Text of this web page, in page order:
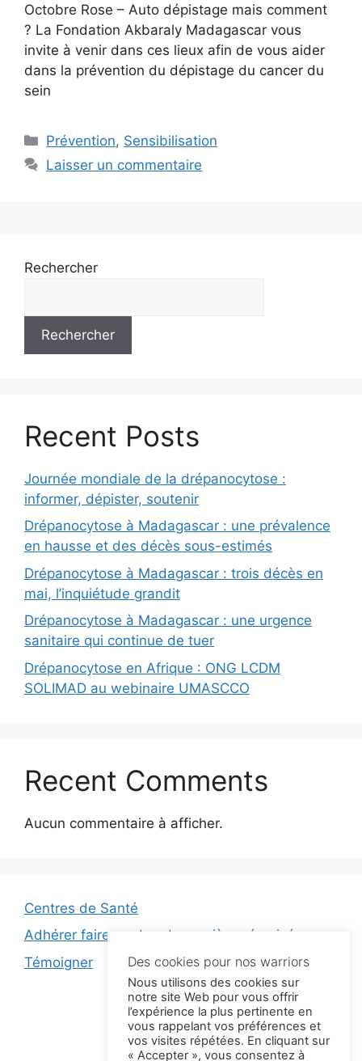
Octobre Rose – Auto dépistage mais comment
? La Fondation Akbaraly Madagascar vous
invite à venir dans ces lieux afin de vous aider
dans la prévention du dépistage du cancer du
sein
Catégories
Prévention, Sensibilisation
Laisser un commentaire
Rechercher
Rechercher
Recent Posts
Journée mondiale de la drépanocytose :
informer, dépister, soutenir
Drépanocytose à Madagascar : une prévalence
en hausse et des décès sous-estimés
Drépanocytose à Madagascar : trois décès en
mai, l’inquiétude grandit
Drépanocytose à Madagascar : une urgence
sanitaire qui continue de tuer
Drépanocytose en Afrique : ONG LCDM
SOLIMAD au webinaire UMASCCO
Recent Comments
Aucun commentaire à afficher.
Centres de Santé
Adhérer faire un don de manière sécurisé
Témoigner
Facebook
Instagram
LinkedIn
YouTube
Des cookies pour nos warriors
Nous utilisons des cookies sur
notre site Web pour vous offrir
l’expérience la plus pertinente en
vous rappelant vos préférences et
vos visites répétées. En cliquant sur
« Accepter », vous consentez à